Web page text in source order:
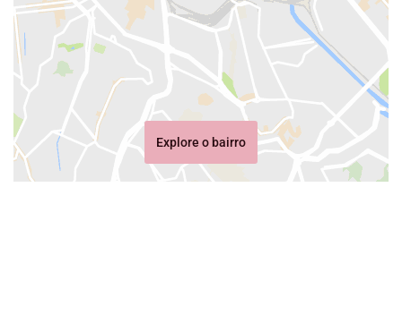
Explore o bairro